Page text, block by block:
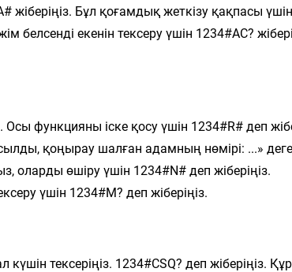
жіберіңіз. Бұл қоғамдық жеткізу қақпасы үшін
белсенді екенін тексеру үшін 1234#AC?
Осы функцияны іске қосу үшін 1234#R# деп
қоңырау шалған адамның нөмірі: ...»
өшіру үшін 1234#N# деп жіберіңіз.
үшін 1234#M? деп жіберіңіз.
тексеріңіз. 1234#CSQ? деп жіберіңіз.